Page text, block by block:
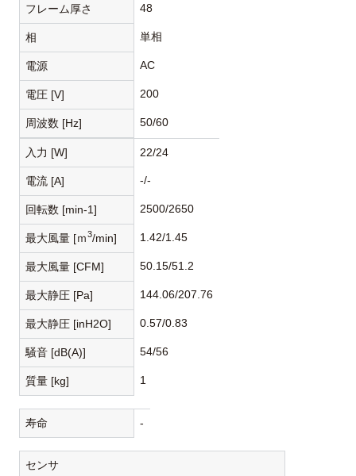
フレーム厚さ 48
相 単相
電源 AC
電圧 [V] 200
周波数 [Hz] 50/60
入力 [W] 22/24
電流 [A] -/-
回転数 [min-1] 2500/2650
最大風量 [ｍ3/min] 1.42/1.45
最大風量 [CFM] 50.15/51.2
最大静圧 [Pa] 144.06/207.76
最大静圧 [inH2O] 0.57/0.83
騒音 [dB(A)] 54/56
質量 [kg] 1
寿命 -
センサ